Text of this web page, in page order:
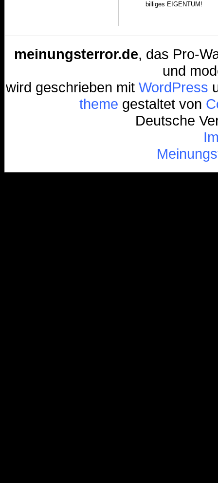
billiges EIGENTUM!
meinungsterror.de, das Pro-
und
wird geschrieben mit WordPress
theme gestaltet von
Deutsche